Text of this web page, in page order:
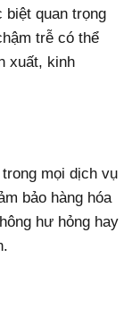
quan trọng
trễ có thể
xuất, kinh
mọi dịch vụ
bảo hàng hóa
hư hỏng hay